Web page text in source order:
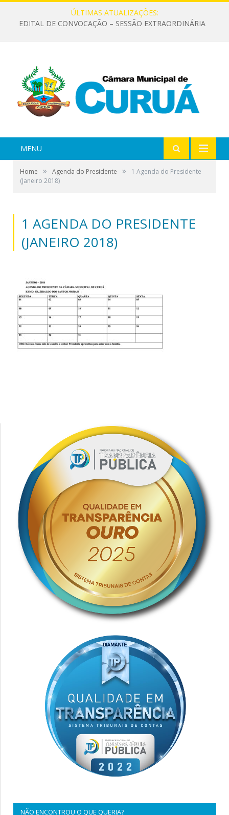
ÚLTIMAS ATUALIZAÇÕES:
EDITAL DE CONVOCAÇÃO – SESSÃO EXTRAORDINÁRIA
MENU
Home » Agenda do Presidente »
1 Agenda do Presidente
(Janeiro 2018)
1 AGENDA DO PRESIDENTE
(JANEIRO 2018)
NÃO ENCONTROU O QUE QUERIA?